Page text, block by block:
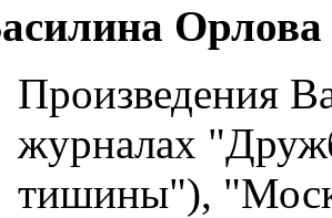
Произведения
журналах
тишины"),